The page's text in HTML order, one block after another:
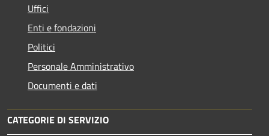
Uffici
Enti e fondazioni
Politici
Personale Amministrativo
Documenti e dati
CATEGORIE DI SERVIZIO